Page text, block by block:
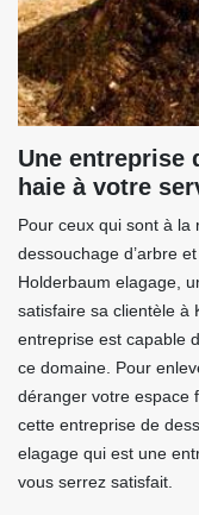
Une entreprise
haie à votre
Pour ceux qui sont à la
dessouchage d’arbre
Holderbaum elagage,
satisfaire sa clientèle à
entreprise est capable
ce domaine. Pour
déranger votre espace
cette entreprise de
elagage qui est une
vous serrez satisfait.